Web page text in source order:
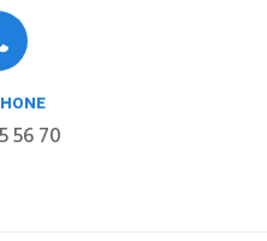
56 70